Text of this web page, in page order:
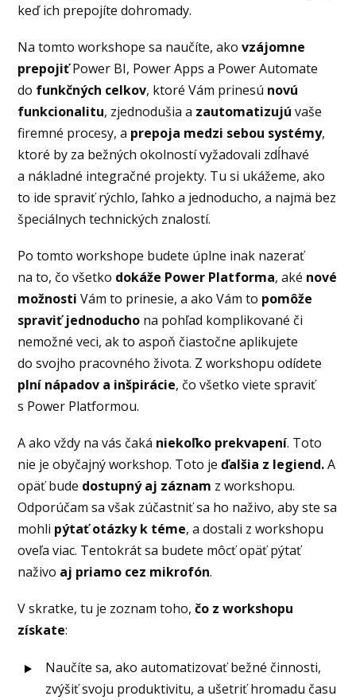
keď ich prepojíte dohromady.
Na tomto workshope sa naučíte, akovzájomne
prepojiťPower BI, Power Apps a Power Automate
do funkčných celkov, ktoré Vám prinesú novú
funkcionalitu, zjednodušia a zautomatizujú vaše
firemné procesy, a prepoja medzi sebou systémy,
ktoré by za bežných okolností vyžadovali zdĺhavé
a nákladné integračné projekty. Tu si ukážeme, ako
to ide spraviť rýchlo, ľahko a jednoducho, a najmä bez
špeciálnych technických znalostí.
Po tomto workshope budete úplne inak nazerať
na to, čo všetko dokáže Power Platforma, aké nové
možnosti Vám to prinesie, a ako Vám to pomôže
spraviť jednoducho na pohľad komplikované či
nemožné veci, ak to aspoň čiastočne aplikujete
do svojho pracovného života. Z workshopu odídete
plní nápadov a inšpirácie, čo všetko viete spraviť
s Power Platformou.
A ako vždy na vás čaká niekoľko prekvapení. Toto
nie je obyčajný workshop. Toto jeďalšia z legiend.A
opäť bude dostupný aj záznam z workshopu.
Odporúčam sa však zúčastniť sa ho naživo, aby ste sa
mohli pýtať otázky k téme, a dostali z workshopu
oveľa viac. Tentokrát sa budete môcť opäť pýtať
naživo aj priamo cez mikrofón.
V skratke, tu je zoznam toho,čo z workshopu
získate:
Naučíte sa, ako automatizovať bežné činnosti,
zvýšiť svoju produktivitu, a ušetriť hromadu času